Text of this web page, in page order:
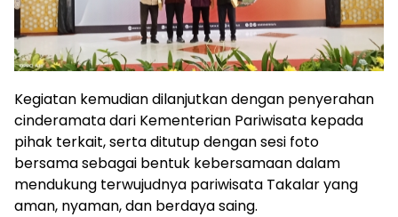
Kegiatan kemudian dilanjutkan dengan penyerahan
cinderamata dari Kementerian Pariwisata kepada
pihak terkait, serta ditutup dengan sesi foto
bersama sebagai bentuk kebersamaan dalam
mendukung terwujudnya pariwisata Takalar yang
aman, nyaman, dan berdaya saing.